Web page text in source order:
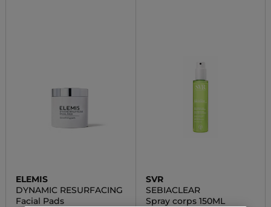
ELEMIS
DYNAMIC RESURFACING
Facial Pads
SVR
SEBIACLEAR
Spray corps 150ML